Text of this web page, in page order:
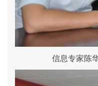
信息专家陈